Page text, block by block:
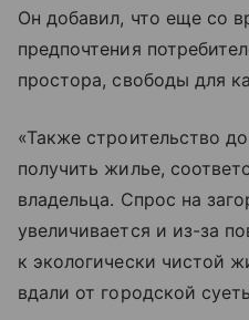
Он добавил, что еще со
предпочтения
простора, свободы для
«Также строительство
получить жилье,
владельца. Спрос на
увеличивается и из-за
к экологически чистой
вдали от городской